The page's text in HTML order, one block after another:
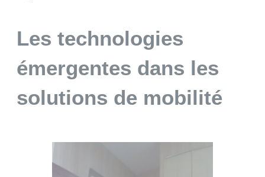
Les technologies
émergentes dans les
solutions de mobilité